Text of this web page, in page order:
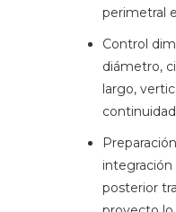
perimetral
Control
diámetro,
largo,
posterior